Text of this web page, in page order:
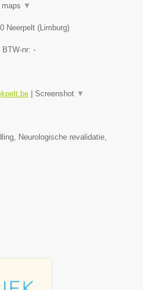
▼
Neerpelt (Limburg)
, BTW-nr: -
| Screenshot ▼
Neurologische revalidatie,